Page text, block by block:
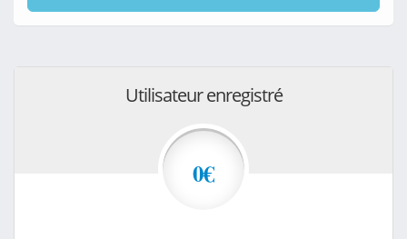
Utilisateur enregistré
0€